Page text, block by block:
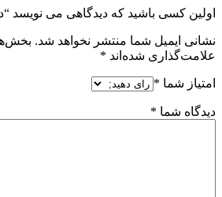
اولین کسی باشید که دیدگاهی می نویسد
نشانی ایمیل شما منتشر نخواهد شد.
علامت‌گذاری شده‌اند *
امتیاز شما *
دیدگاه شما *